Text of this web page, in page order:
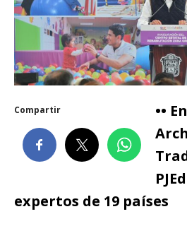
Compartir
••
expertos de 19 países